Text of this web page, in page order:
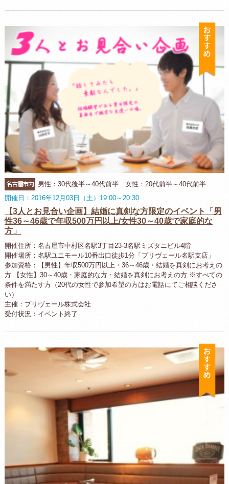
お
名古屋市内
男性：30代後半～40代前半 女性：20代前半～40代前半
開催日：2016年12月03日（土）19:00～20:30
【3人とお見合い企画】結婚に真剣な方限定のイベント「男
性36～46歳で年収500万円以上/女性30～40歳で家庭的な
方」
開催住所：名古屋市中村区名駅3丁目23-3名駅ミズタニビル4階
開催場所：名駅ユニモール10番出口徒歩1分「プリヴェール名駅支店」
参加資格：【男性】年収500万円以上・36～46歳・結婚を真剣にお考えの
方 【女性】30～40歳・家庭的な方・結婚を真剣にお考えの方 ※すべての
条件を満たす方（20代の女性で参加希望の方はお電話にてご相談くださ
い）
主催：プリヴェール株式会社
受付状況：イベント終了
お